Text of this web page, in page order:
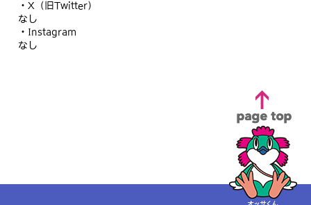
・X（旧Twitter）
なし
・Instagram
なし